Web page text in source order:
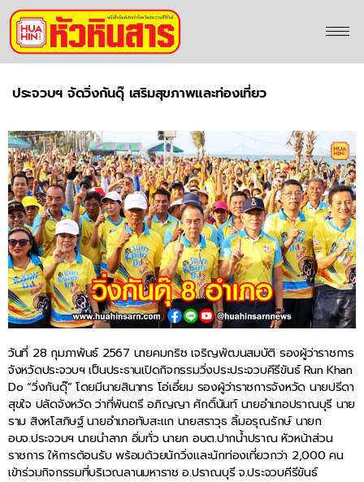
ประจวบฯ จัดวิ่งกันดุ๊ เสริมสุขภาพและท่องเที่ยว
วันที่ 28 กุมภาพันธ์ 2567 นายคมกริช เจริญพัฒนสมบัติ รองผู้ว่าราชการ
จังหวัดประจวบฯ เป็นประธานเปิดกิจกรรมวิ่งประประจวบคีรีขันธ์ Run Khan
Do “วิ่งกันดุ๊” โดยมีนายสินาทร โอ่เอี่ยม รองผู้ว่าราชการจังหวัด นายปรีดา
สุขใจ ปลัดจังหวัด ว่าที่พันตรี อภิญญา ศักดิ์นันท์ นายอำเภอปราณบุรี นาย
ราม สิงหโสภิษฐ์ นายอำเภอทับสะแก นายสราวุธ ลิ้มอรุณรักษ์ นายก
อบจ.ประจวบฯ นายนำลาภ อิ่มทั่ว นายก อบต.ปากน้ำปราณ หัวหน้าส่วน
ราชการ ให้การต้อนรับ พร้อมด้วยนักวิ่งและนักท่องเที่ยวกว่า 2,000 คน
เข้าร่วมกิจกรรมที่บริเวณลานมหาราช อ.ปราณบุรี จ.ประจวบคีรีขันธ์